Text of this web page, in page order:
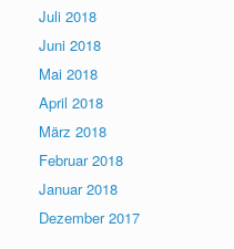
Juli 2018
Juni 2018
Mai 2018
April 2018
März 2018
Februar 2018
Januar 2018
Dezember 2017